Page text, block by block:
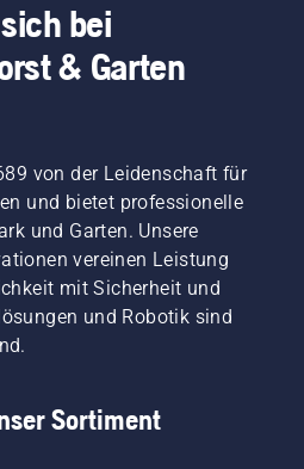
bei
& Garten
von der Leidenschaft für
und bietet professionelle
und Garten. Unsere
vereinen Leistung
mit Sicherheit und
und Robotik sind
Sortiment